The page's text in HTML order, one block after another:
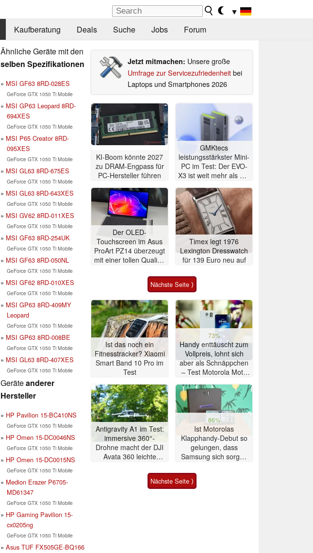
▼
Kaufberatung Deals Suche Jobs Forum
Ähnliche Geräte mit den
selben Spezifikationen
MSI GF63 8RD-028ES
GeForce GTX 1050 Ti Mobile
MSI GP63 Leopard 8RD-
694XES
GeForce GTX 1050 Ti Mobile
MSI P65 Creator 8RD-
095XES
GeForce GTX 1050 Ti Mobile
MSI GL63 8RD-675ES
GeForce GTX 1050 Ti Mobile
MSI GL63 8RD-643XES
GeForce GTX 1050 Ti Mobile
MSI GV62 8RD-011XES
GeForce GTX 1050 Ti Mobile
MSI GF63 8RD-254UK
GeForce GTX 1050 Ti Mobile
MSI GF63 8RD-050NL
GeForce GTX 1050 Ti Mobile
MSI GF62 8RD-010XES
GeForce GTX 1050 Ti Mobile
MSI GP63 8RD-409MY
Leopard
GeForce GTX 1050 Ti Mobile
MSI GP63 8RD-008BE
GeForce GTX 1050 Ti Mobile
MSI GL63 8RD-407XES
GeForce GTX 1050 Ti Mobile
Geräteanderer
Hersteller
HP Pavilion 15-BC410NS
GeForce GTX 1050 Ti Mobile
HP Omen 15-DC0046NS
GeForce GTX 1050 Ti Mobile
HP Omen 15-DC0015NS
GeForce GTX 1050 Ti Mobile
Medion Erazer P6705-
MD61347
GeForce GTX 1050 Ti Mobile
HP Gaming Pavilion 15-
cx0205ng
GeForce GTX 1050 Ti Mobile
Asus TUF FX505GE-BQ166
Jetzt mitmachen: Unsere große
Umfrage zur Servicezufriedenheitbei
Laptops und Smartphones 2026
KI-Boom könnte 2027
zu DRAM-Engpass für
PC-Hersteller führen
GMKtecs
leistungsstärkster Mini-
PC im Test: Der EVO-
X3 ist weit mehr als nur
Der OLED-
Touchscreen im Asus
ProArt PZ14 überzeugt
mit einer tollen Qualität
Bildeindruck
Timex legt 1976
Lexington Dresswatch
für 139 Euro neu auf
Nächste Seite ⟩
Ist das noch ein
Fitnesstracker? Xiaomi
Smart Band 10 Pro im
Test
73%
Handy enttäuscht zum
Vollpreis, lohnt sich
aber als Schnäppchen
– Test Motorola Moto
Antigravity A1 im Test:
immersive 360°-
Drohne macht der DJI
Avata 360 leichte
86%
Ist Motorolas
Klapphandy-Debut so
gelungen, dass
Samsung sich sorgen
Smartphone im Test
Nächste Seite ⟩